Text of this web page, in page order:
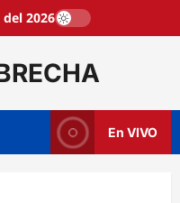
2026
En VIVO